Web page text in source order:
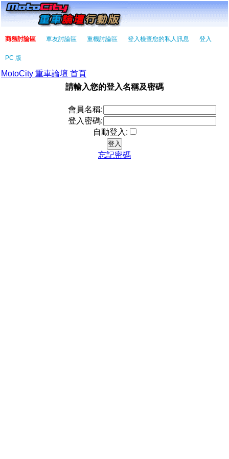
商務討論區 車友討論區 重機討論區 登入檢查您的私人訊息 登入
PC 版
MotoCity 重車論壇 首頁
請輸入您的登入名稱及密碼
會員名稱:
登入密碼:
自動登入:
忘記密碼